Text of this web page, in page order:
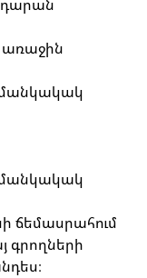
առաջին
ճեմասրահում
գրողների